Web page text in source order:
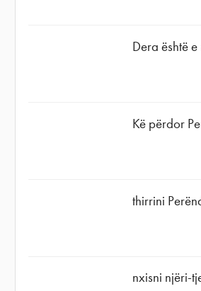
Dera është
Kë përdor
thirrini
nxisni njëri-